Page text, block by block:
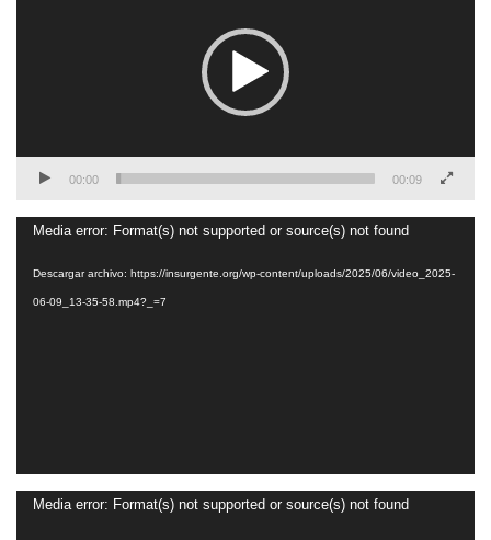
00:00 00:09
Reproductor
Media error: Format(s) not supported or source(s) not found
Descargar archivo: https://insurgente.org/wp-content/uploads/2025/06/video_2025-
06-09_13-35-58.mp4?_=7
Reproductor
Media error: Format(s) not supported or source(s) not found